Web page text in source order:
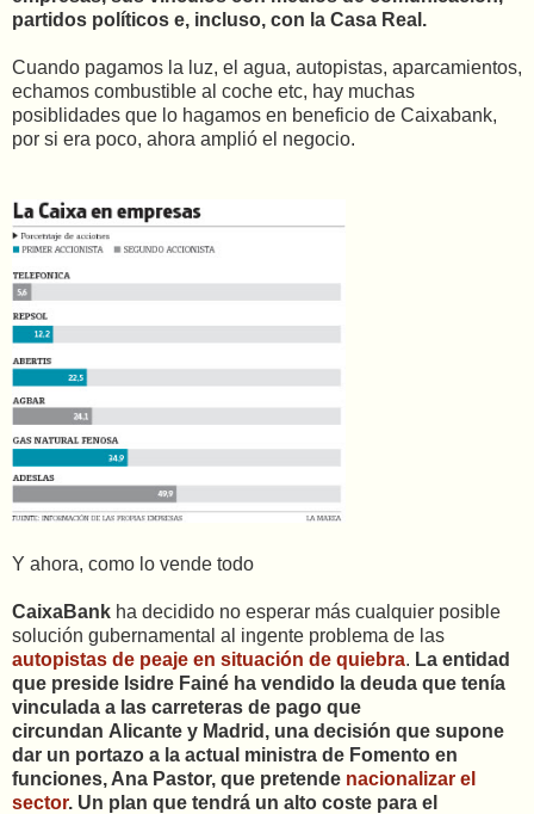
partidos políticos e, incluso, con la Casa Real.
Cuando pagamos la luz, el agua, autopistas, aparcamientos,
echamos combustible al coche etc, hay muchas
posiblidades que lo hagamos en beneficio de Caixabank,
por si era poco, ahora amplió el negocio.
Y ahora, como lo vende todo
CaixaBank ha decidido no esperar más cualquier posible
solución gubernamental al ingente problema de las
autopistas de peaje en situación de quiebra. La entidad
que preside Isidre Fainé ha vendido la deuda que tenía
vinculada a las carreteras de pago que
circundan Alicante y Madrid, una decisión que supone
dar un portazo a la actual ministra de Fomento en
funciones, Ana Pastor, que pretende nacionalizar el
sector. Un plan que tendrá un alto coste para el